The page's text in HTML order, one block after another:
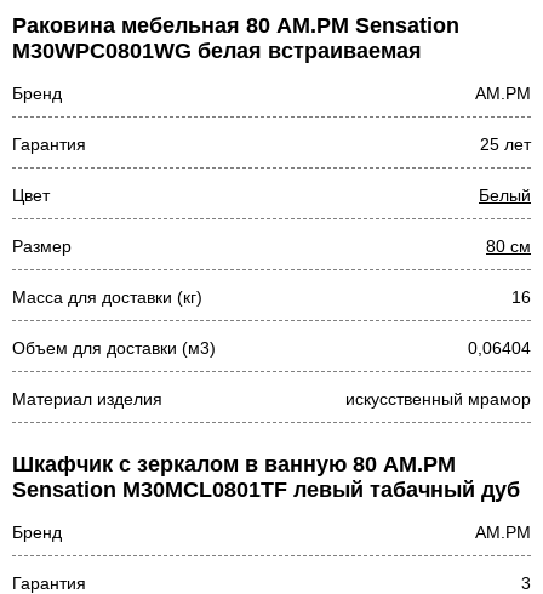
Раковина мебельная 80 AM.PM Sensation
M30WPC0801WG белая встраиваемая
Бренд AM.PM
Гарантия 25 лет
Цвет Белый
Размер 80 см
Масса для доставки (кг) 16
Объем для доставки (м3) 0,06404
Материал изделия искусственный мрамор
Шкафчик с зеркалом в ванную 80 AM.PM
Sensation M30MCL0801TF левый табачный дуб
Бренд AM.PM
Гарантия 3